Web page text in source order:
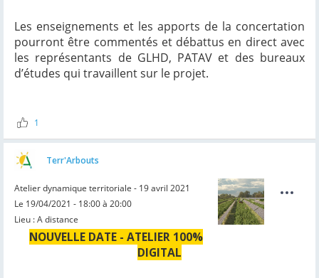
Les enseignements et les apports de la concertation
pourront être commentés et débattus en direct avec
les représentants de GLHD, PATAV et des bureaux
d’études qui travaillent sur le projet.
1
Terr'Arbouts
Atelier dynamique territoriale - 19 avril 2021
Le 19/04/2021 - 18:00 à 20:00
Lieu : A distance
NOUVELLE DATE - ATELIER 100%
DIGITAL